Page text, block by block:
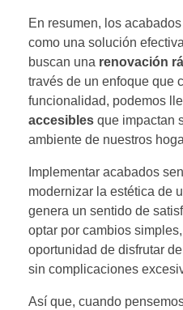
En resumen, los
como una solución
buscan una renovación
través de un enfoque que
funcionalidad, podemos
accesibles que impactan
ambiente de nuestros
Implementar acabados
modernizar la estética de
genera un sentido de
optar por cambios
oportunidad de disfrutar
sin complicaciones
Así que, cuando